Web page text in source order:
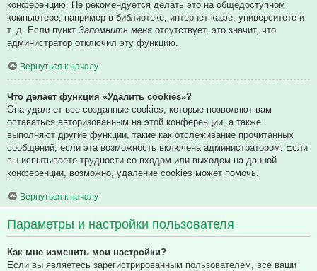
конференцию. Не рекомендуется делать это на общедоступном
компьютере, например в библиотеке, интернет-кафе, университете и
т. д. Если пункт Запомнить меня отсутствует, это значит, что
администратор отключил эту функцию.
Вернуться к началу
Что делает функция «Удалить cookies»?
Она удаляет все созданные cookies, которые позволяют вам
оставаться авторизованным на этой конференции, а также
выполняют другие функции, такие как отслеживание прочитанных
сообщений, если эта возможность включена администратором. Если
вы испытываете трудности со входом или выходом на данной
конференции, возможно, удаление cookies может помочь.
Вернуться к началу
Параметры и настройки пользователя
Как мне изменить мои настройки?
Если вы являетесь зарегистрированным пользователем, все ваши